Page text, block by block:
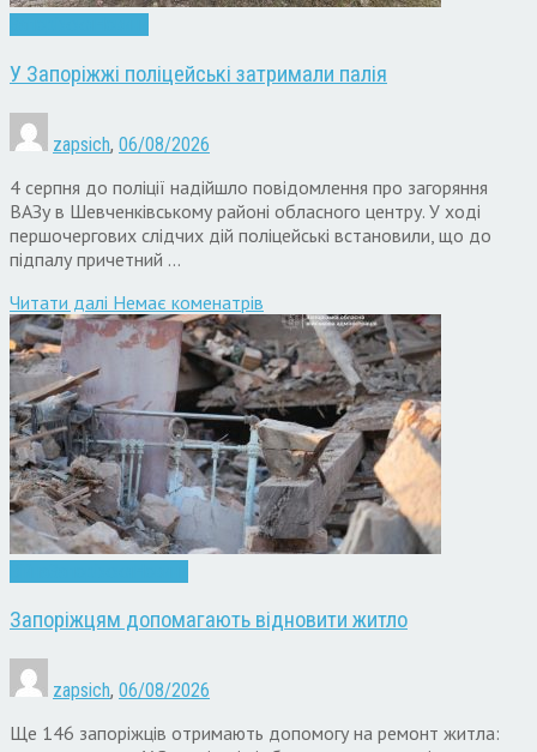
У Запоріжжі поліцейські затримали палія
zapsich, 06/08/2026
4 серпня до поліції надійшло повідомлення про загоряння
ВАЗу в Шевченківському районі обласного центру. У ході
першочергових слідчих дій поліцейські встановили, що до
підпалу причетний …
Читати далi Немає коменатрів
Запоріжцям допомагають відновити житло
zapsich, 06/08/2026
Ще 146 запоріжців отримають допомогу на ремонт житла: